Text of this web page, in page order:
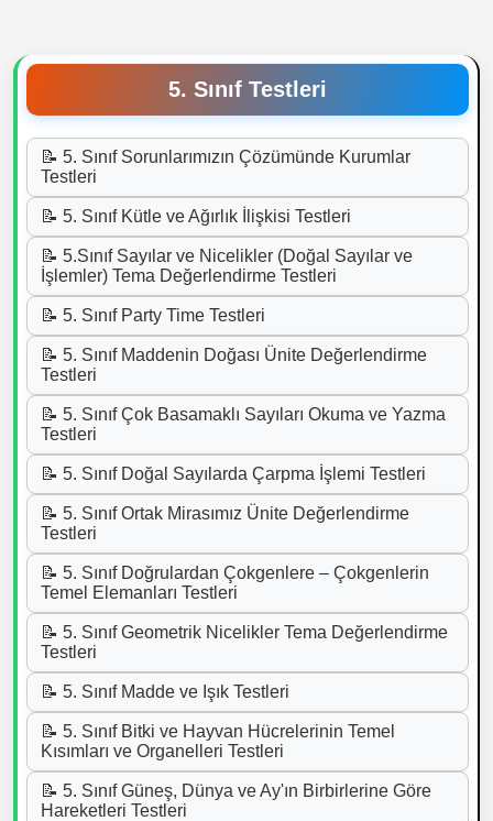
5. Sınıf Testleri
📝 5. Sınıf Sorunlarımızın Çözümünde Kurumlar
Testleri
📝 5. Sınıf Kütle ve Ağırlık İlişkisi Testleri
📝 5.Sınıf Sayılar ve Nicelikler (Doğal Sayılar ve
İşlemler) Tema Değerlendirme Testleri
📝 5. Sınıf Party Time Testleri
📝 5. Sınıf Maddenin Doğası Ünite Değerlendirme
Testleri
📝 5. Sınıf Çok Basamaklı Sayıları Okuma ve Yazma
Testleri
📝 5. Sınıf Doğal Sayılarda Çarpma İşlemi Testleri
📝 5. Sınıf Ortak Mirasımız Ünite Değerlendirme
Testleri
📝 5. Sınıf Doğrulardan Çokgenlere – Çokgenlerin
Temel Elemanları Testleri
📝 5. Sınıf Geometrik Nicelikler Tema Değerlendirme
Testleri
📝 5. Sınıf Madde ve Işık Testleri
📝 5. Sınıf Bitki ve Hayvan Hücrelerinin Temel
Kısımları ve Organelleri Testleri
📝 5. Sınıf Güneş, Dünya ve Ay'ın Birbirlerine Göre
Hareketleri Testleri